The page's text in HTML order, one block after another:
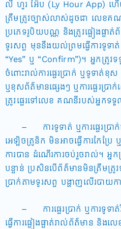
លី ហួរ អ៊ែប (Ly Hour App) ហើ
ត្រឹមត្រូវច្បាស់លាស់ដូចជា លេខគ
ប្រភេទរូបិយបណ្ណ និងត្រូវផ្ទៀងផ្ទា
ទូរសព្ទ មុននឹងយល់ព្រមធ្វើការទូ
“Yes” ឬ “Confirm”)។ អ្នកត្រូ
ចំពោះរាល់ការផ្ទេរប្រាក់ ឬទូទ
ឬខុសព័ត៌មានផ្សេងៗ ឬការផ្ទេរប្រ
ត្រូវផ្ទេរទៅលេខ គណនីរបស់អ្នកទ
– ការទូទាត់ ឬការផ្ទេរប្រា
អេឡិចត្រូនិក មិនអាចធ្វើការកែប្រ
ការបាន ដំណើរការចប់រួចរាល់។ អ្
បន្ទាន់ ប្រសិនបើព័ត៌មានមិនត្រឹមត្រូវ
ប្រាក់តាមទូរសព្ទ បង្ហាញលើរបា
– ការផ្ទេរប្រាក់ ឬការទូទា
ធ្វើការផ្ទៀងផ្ទាត់រាល់ព័ត៌មាន និងល